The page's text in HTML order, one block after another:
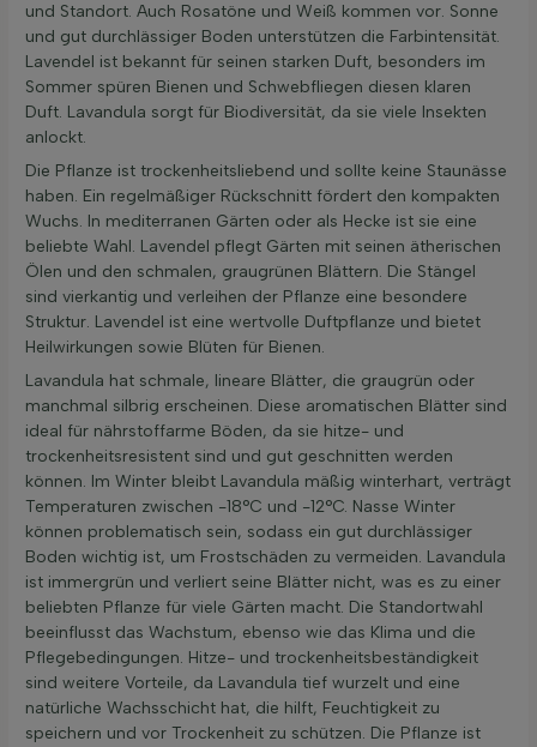
und Standort. Auch Rosatöne und Weiß kommen vor. Sonne
und gut durchlässiger Boden unterstützen die Farbintensität.
Lavendel ist bekannt für seinen starken Duft, besonders im
Sommer spüren Bienen und Schwebfliegen diesen klaren
Duft. Lavandula sorgt für Biodiversität, da sie viele Insekten
anlockt.
Die Pflanze ist trockenheitsliebend und sollte keine Staunässe
haben. Ein regelmäßiger Rückschnitt fördert den kompakten
Wuchs. In mediterranen Gärten oder als Hecke ist sie eine
beliebte Wahl. Lavendel pflegt Gärten mit seinen ätherischen
Ölen und den schmalen, graugrünen Blättern. Die Stängel
sind vierkantig und verleihen der Pflanze eine besondere
Struktur. Lavendel ist eine wertvolle Duftpflanze und bietet
Heilwirkungen sowie Blüten für Bienen.
Lavandula hat schmale, lineare Blätter, die graugrün oder
manchmal silbrig erscheinen. Diese aromatischen Blätter sind
ideal für nährstoffarme Böden, da sie hitze- und
trockenheitsresistent sind und gut geschnitten werden
können. Im Winter bleibt Lavandula mäßig winterhart, verträgt
Temperaturen zwischen -18°C und -12°C. Nasse Winter
können problematisch sein, sodass ein gut durchlässiger
Boden wichtig ist, um Frostschäden zu vermeiden. Lavandula
ist immergrün und verliert seine Blätter nicht, was es zu einer
beliebten Pflanze für viele Gärten macht. Die Standortwahl
beeinflusst das Wachstum, ebenso wie das Klima und die
Pflegebedingungen. Hitze- und trockenheitsbeständigkeit
sind weitere Vorteile, da Lavandula tief wurzelt und eine
natürliche Wachsschicht hat, die hilft, Feuchtigkeit zu
speichern und vor Trockenheit zu schützen. Die Pflanze ist